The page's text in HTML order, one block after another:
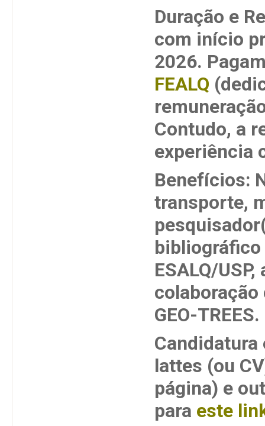
Duração e
com início
2026.
FEALQ
Contudo, a
experiência
Benefícios:
transporte,
bibliográfico
ESALQ/
GEO-TREES.
Candidatura
lattes (ou
página) e
para este